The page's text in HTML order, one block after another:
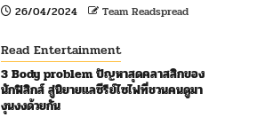
26/04/2024 Team Readspread
Read Entertainment
3 Body problem ปัญหาสุดคลาสสิกของ
นักฟิสิกส์ สู่นิยายแลซีรีย์ไซไฟที่ชวนคนดูมา
งุนงงด้วยกัน